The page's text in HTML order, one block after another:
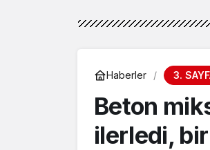
Haberler 3.
Beton
ilerledi,